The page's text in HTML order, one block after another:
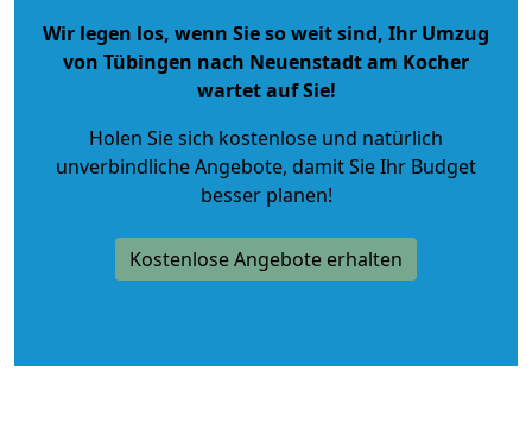
Wir legen los, wenn Sie so weit sind, Ihr Umzug
von Tübingen nach Neuenstadt am Kocher
wartet auf Sie!
Holen Sie sich kostenlose und natürlich
unverbindliche Angebote, damit Sie Ihr Budget
besser planen!
Kostenlose Angebote erhalten